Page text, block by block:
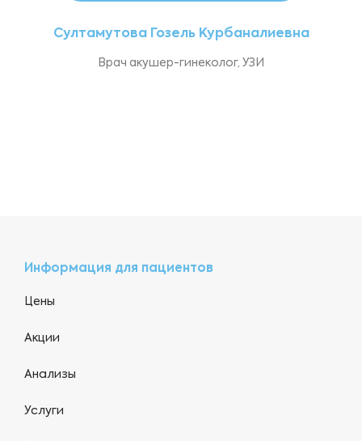
Султамутова Гозель Курбаналиевна
Врач акушер-гинеколог, УЗИ
Информация для пациентов
Цены
Акции
Анализы
Услуги